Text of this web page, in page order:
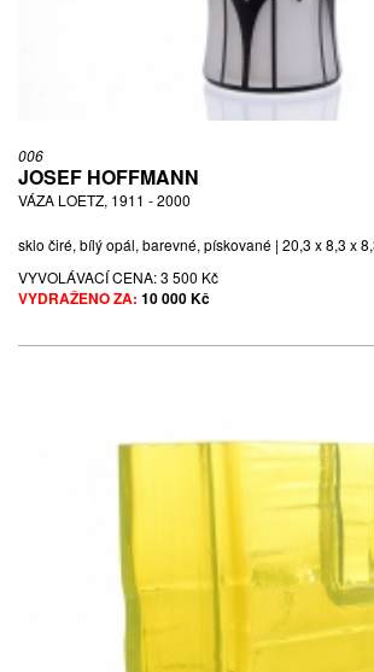
006
JOSEF HOFFMANN
VÁZA LOETZ, 1911 - 2000
sklo čiré, bílý opál, barevné, pískované | 20,3 x 8,3 x
VYVOLÁVACÍ CENA:3 500 Kč
VYDRAŽENO ZA: 10 000 Kč